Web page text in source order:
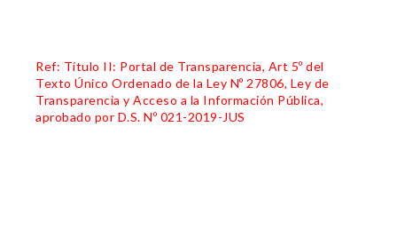
Ref: Título II: Portal de Transparencia, Art 5º del
Texto Único Ordenado de la Ley Nº 27806, Ley de
Transparencia y Acceso a la Información Pública,
aprobado por D.S. Nº 021-2019-JUS